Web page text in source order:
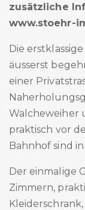
zusätzliche
www.stoehr-
Die
äusserst
einer
Walcheweiher
praktisch vor
Bahnhof sind
Der einmalige
Zimmern,